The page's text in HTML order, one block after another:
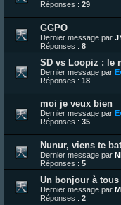
Réponses : 29
GGPO
Dernier message par
Réponses : 8
SD vs Loopiz : le
Dernier message par
Réponses : 18
moi je veux bien
Dernier message par
Réponses : 35
Nunur, viens te
Dernier message par
Réponses : 5
Un bonjour à tous
Dernier message par
Réponses : 2